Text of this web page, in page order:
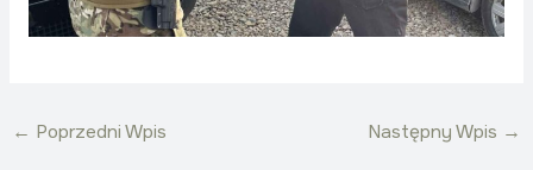
← Poprzedni Wpis Następny Wpis →